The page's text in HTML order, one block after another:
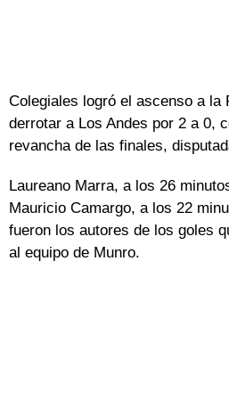
Colegiales logró el ascenso a la
derrotar a Los Andes por 2 a 0,
revancha de las finales,
Laureano Marra, a los 26
Mauricio Camargo, a los 22
fueron los autores de los goles
al equipo de Munro.